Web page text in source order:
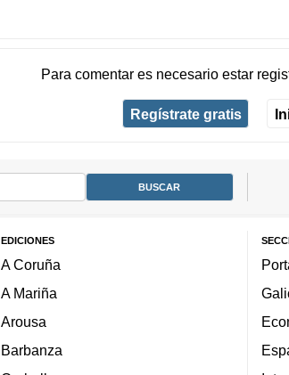
Para comentar es necesario estar
Regístrate gratis
EDICIONES
A Coruña
A Mariña
Arousa
Barbanza